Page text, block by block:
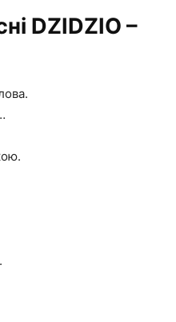
DZIDZIO –